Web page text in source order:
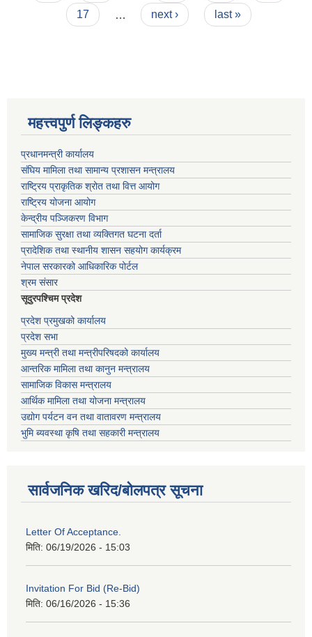
17
next › last »
महत्त्वपुर्ण लिङ्कहरु
प्रधानमन्त्री कार्यालय
संघिय मामिला तथा सामान्य प्रशासन मन्त्रालय
राष्ट्रिय प्राकृतिक श्रोत तथा वित्त आयोग
राष्ट्रिय योजना आयोग
केन्द्रीय पञ्जिकरण विभाग
सामाजिक सुरक्षा तथा व्यक्तिगत घटना दर्ता
प्रादेशिक तथा स्थानीय शासन सहयोग कार्यक्रम
नेपाल सरकारको आधिकारिक पोर्टल
श्रम संसार
सूदुरपश्चिम प्रदेश
प्रदेश प्रमुखको कार्यालय
प्रदेश सभा
मुख्य मन्त्री तथा मन्त्रीपरिषदको कार्यालय
आन्तरिक मामिला तथा कानुन मन्त्रालय
सामाजिक विकास मन्त्रालय
आर्थिक मामिला तथा योजना मन्त्रालय
उद्योग पर्यटन वन तथा वातावरण मन्त्रालय
भुमि ब्यवस्था कृषि तथा सहकारी मन्त्रालय
सार्वजनिक खरिद/बोलपत्र सूचना
Letter Of Acceptance.
मिति: 06/19/2026 - 15:03
Invitation For Bid (Re-Bid)
मिति: 06/16/2026 - 15:36